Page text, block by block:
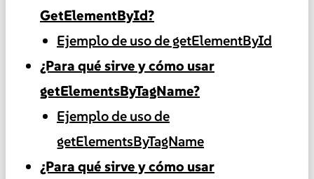
GetElementById?
Ejemplo de uso de getElementById
¿Para qué sirve y cómo usar
getElementsByTagName?
Ejemplo de uso de
getElementsByTagName
¿Para qué sirve y cómo usar